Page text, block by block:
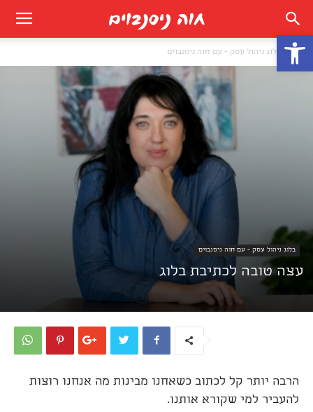
פתח סרגל נגישות
בית בלוג ניהול עסק - עם חוה ניסנבוים
בלוג ניהול עסק - עם חוה ניסנבוים
עצה טובה לכתיבת בלוג
הרבה יותר קל לכתוב כשאחנו מבינות מה אנחנו רוצות
להעביר למי שקורא אותנו.